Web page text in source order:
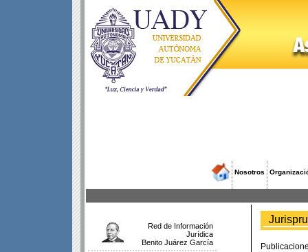
Nosotros
Red de Información
Jurídica
Benito Juárez García